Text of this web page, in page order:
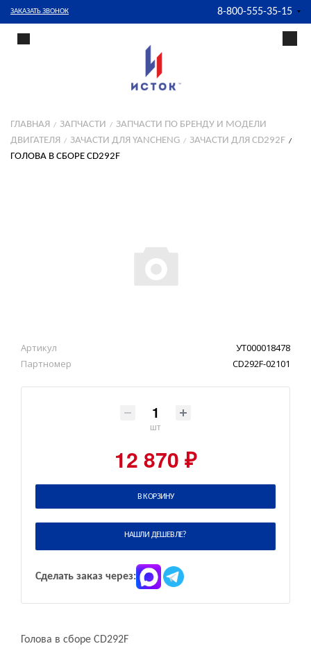
ЗАКАЗАТЬ ЗВОНОК 8-800-555-35-15
ГЛАВНАЯ ЗАПЧАСТИ
ЗАПЧАСТИ ПО БРЕНДУ И МОДЕЛИ
ДВИГАТЕЛЯ
ЗАЧАСТИ ДЛЯ YANCHENG
ЗАЧАСТИ ДЛЯ CD292F
ГОЛОВА В СБОРЕ CD292F
Артикул
УТ000018478
Партномер
CD292F-02101
шт
12 870 ₽
В КОРЗИНУ
НАШЛИ ДЕШЕВЛЕ?
Сделать заказ через:
Голова в сборе CD292F